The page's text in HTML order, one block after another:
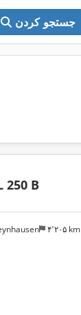
جستجو کردن
۴٬۲۰۵ km
250 B